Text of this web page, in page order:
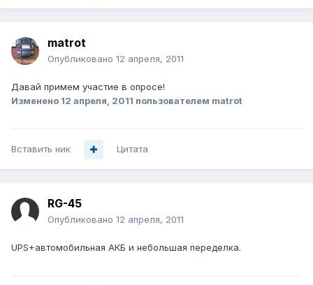
matrot
Опубликовано 12 апреля, 2011
Давай примем участие в опросе!
Изменено 12 апреля, 2011 пользователем matrot
Вставить ник Цитата
RG-45
Опубликовано 12 апреля, 2011
UPS+автомобильная АКБ и небольшая переделка.